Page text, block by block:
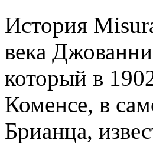
История
века
который в
Коменсе, в
Брианца,